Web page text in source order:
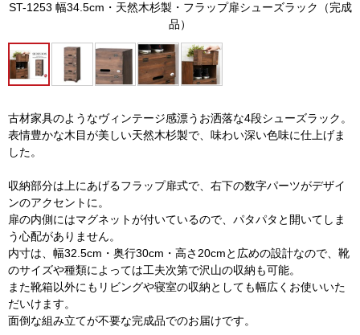
ST-1253 幅34.5cm・天然木杉製・フラップ扉シューズラック（完成
品）
古材家具のようなヴィンテージ感漂うお洒落な4段シューズラック。
表情豊かな木目が美しい天然木杉製で、味わい深い色味に仕上げま
した。
収納部分は上にあげるフラップ扉式で、右下の数字パーツがデザイ
ンのアクセントに。
扉の内側にはマグネットが付いているので、パタパタと開いてしま
う心配がありません。
内寸は、幅32.5cm・奥行30cm・高さ20cmと広めの設計なので、靴
のサイズや種類によっては工夫次第で沢山の収納も可能。
また靴箱以外にもリビングや寝室の収納としても幅広くお使いいた
だいけます。
面倒な組み立てが不要な完成品でのお届けです。